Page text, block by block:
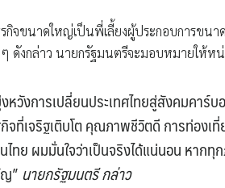
กิจขนาดใหญ่เป็นพี่เลี้ยงผู้ประกอบการขน
ดังกล่าว นายกรัฐมนตรีจะมอบหมายให้ห
หวังการเปลี่ยนประเทศไทยสู่สังคมคา
จที่เจริฐเติบโต คุณภาพชีวิตดี การท่อง
ทย ผมมั่นใจว่าเป็นจริงได้แน่นอน หากทุ
” นายกรัฐมนตรี กล่าว